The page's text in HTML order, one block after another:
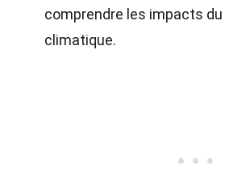
comprendre les impacts
climatique.